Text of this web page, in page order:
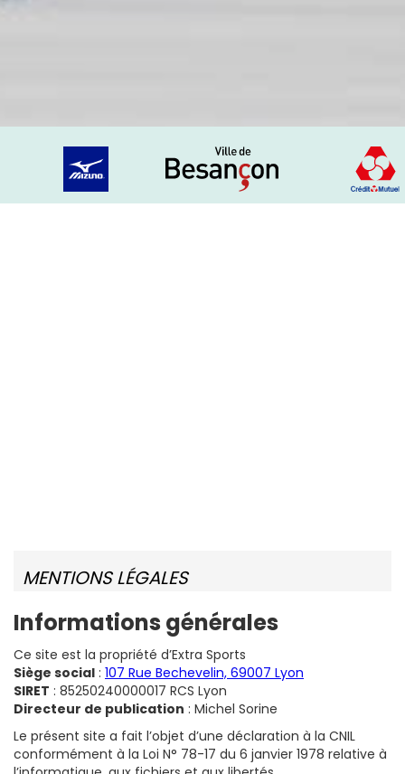
MENTIONS LÉGALES
Informations générales
Ce site est la propriété d’Extra Sports
Siège social : 107 Rue Bechevelin, 69007 Lyon
SIRET : 85250240000017 RCS Lyon
Directeur de publication : Michel Sorine
Le présent site a fait l’objet d’une déclaration à la CNIL
conformément à la Loi N° 78-17 du 6 janvier 1978 relative à